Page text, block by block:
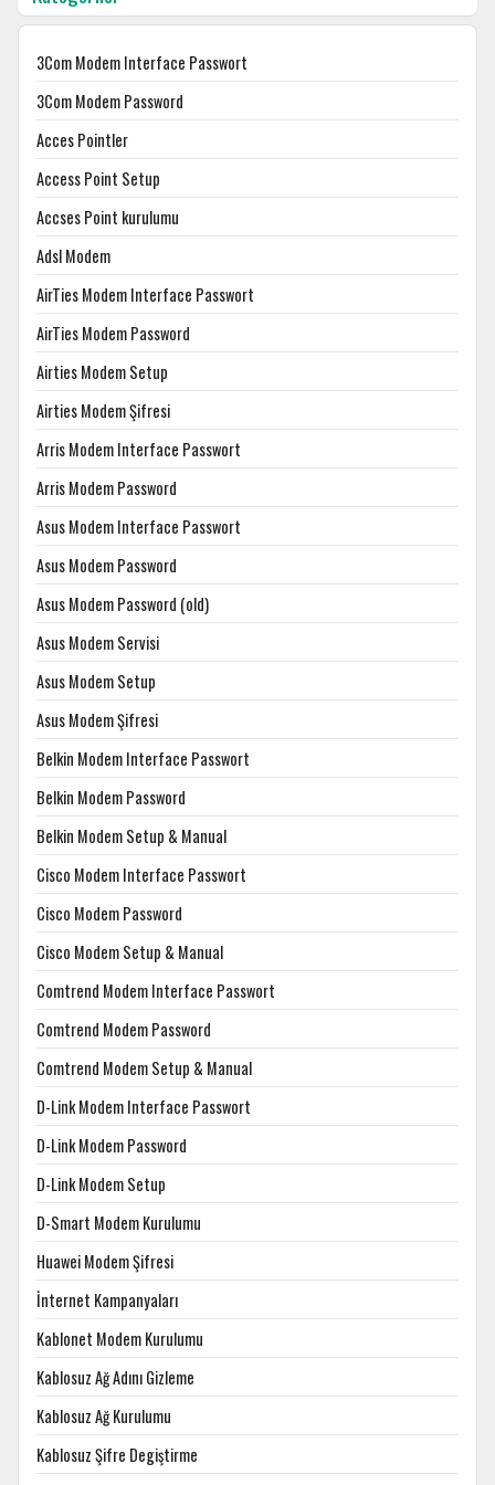
3Com Modem Interface Passwort
3Com Modem Password
Acces Pointler
Access Point Setup
Accses Point kurulumu
Adsl Modem
AirTies Modem Interface Passwort
AirTies Modem Password
Airties Modem Setup
Airties Modem Şifresi
Arris Modem Interface Passwort
Arris Modem Password
Asus Modem Interface Passwort
Asus Modem Password
Asus Modem Password (old)
Asus Modem Servisi
Asus Modem Setup
Asus Modem Şifresi
Belkin Modem Interface Passwort
Belkin Modem Password
Belkin Modem Setup & Manual
Cisco Modem Interface Passwort
Cisco Modem Password
Cisco Modem Setup & Manual
Comtrend Modem Interface Passwort
Comtrend Modem Password
Comtrend Modem Setup & Manual
D-Link Modem Interface Passwort
D-Link Modem Password
D-Link Modem Setup
D-Smart Modem Kurulumu
Huawei Modem Şifresi
İnternet Kampanyaları
Kablonet Modem Kurulumu
Kablosuz Ağ Adını Gizleme
Kablosuz Ağ Kurulumu
Kablosuz Şifre Degiştirme